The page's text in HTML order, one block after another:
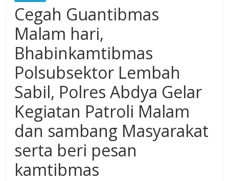
Cegah Guantibmas
Malam hari,
Bhabinkamtibmas
Polsubsektor Lembah
Sabil, Polres Abdya Gelar
Kegiatan Patroli Malam
dan sambang Masyarakat
serta beri pesan
kamtibmas